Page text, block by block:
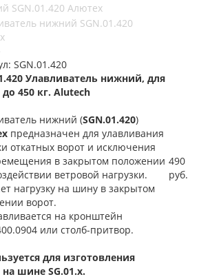
SGN.01.420 Алютех
нижний SGN.01.420
SGN.01.420
Улавливатель нижний, для
450 кг. Alutech
нижний (SGN.01.420)
предназначен для улавливания
откатных ворот и исключения
в закрытом положении
ветровой нагрузки.
нагрузку на шину в закрытом
ворот.
на кронштейн
или столб-притвор.
для изготовления
шине SG.01.x.
490
руб.